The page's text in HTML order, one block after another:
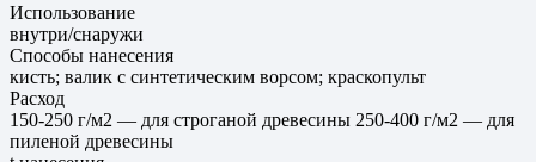
Использование
внутри/снаружи
Способы нанесения
кисть; валик с синтетическим ворсом; краскопульт
Расход
150-250 г/м2 — для строганой древесины 250-400 г/м2 — для
пиленой древесины